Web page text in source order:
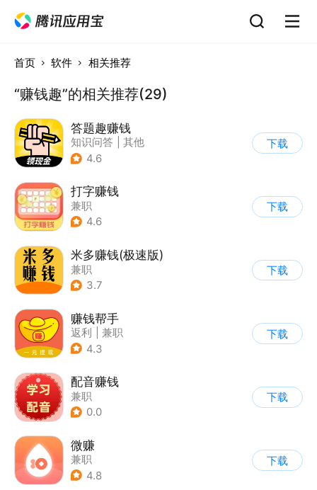
首页 软件 相关推荐
“赚钱趣”的相关推荐(29)
答题趣赚钱
知识问答
其他
| 休闲解压
4.6
下载
打字赚钱
兼职
4.6
下载
米多赚钱(极速版)
兼职
3.7
下载
赚钱帮手
返利
兼职
4.3
下载
配音赚钱
兼职
0.0
下载
微赚
兼职
4.8
下载